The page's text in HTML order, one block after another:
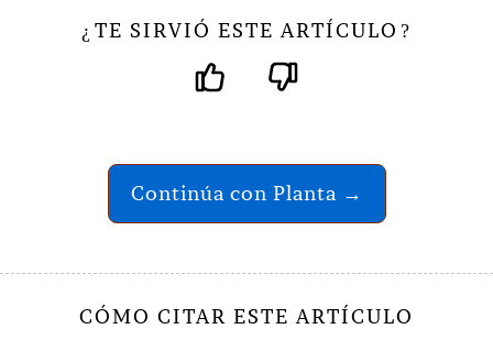
¿ TE SIRVIÓ ESTE ARTÍCULO ?
Continúa con Planta →
CÓMO CITAR ESTE ARTÍCULO